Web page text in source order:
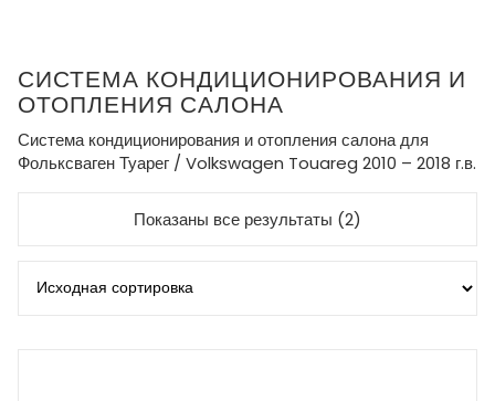
СИСТЕМА КОНДИЦИОНИРОВАНИЯ И
ОТОПЛЕНИЯ САЛОНА
Система кондиционирования и отопления салона для
Фольксваген Туарег / Volkswagen Touareg 2010 – 2018 г.в.
Показаны все результаты (2)